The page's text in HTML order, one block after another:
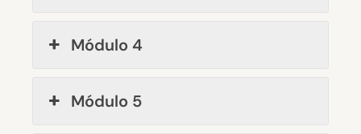
Módulo 4
Módulo 5